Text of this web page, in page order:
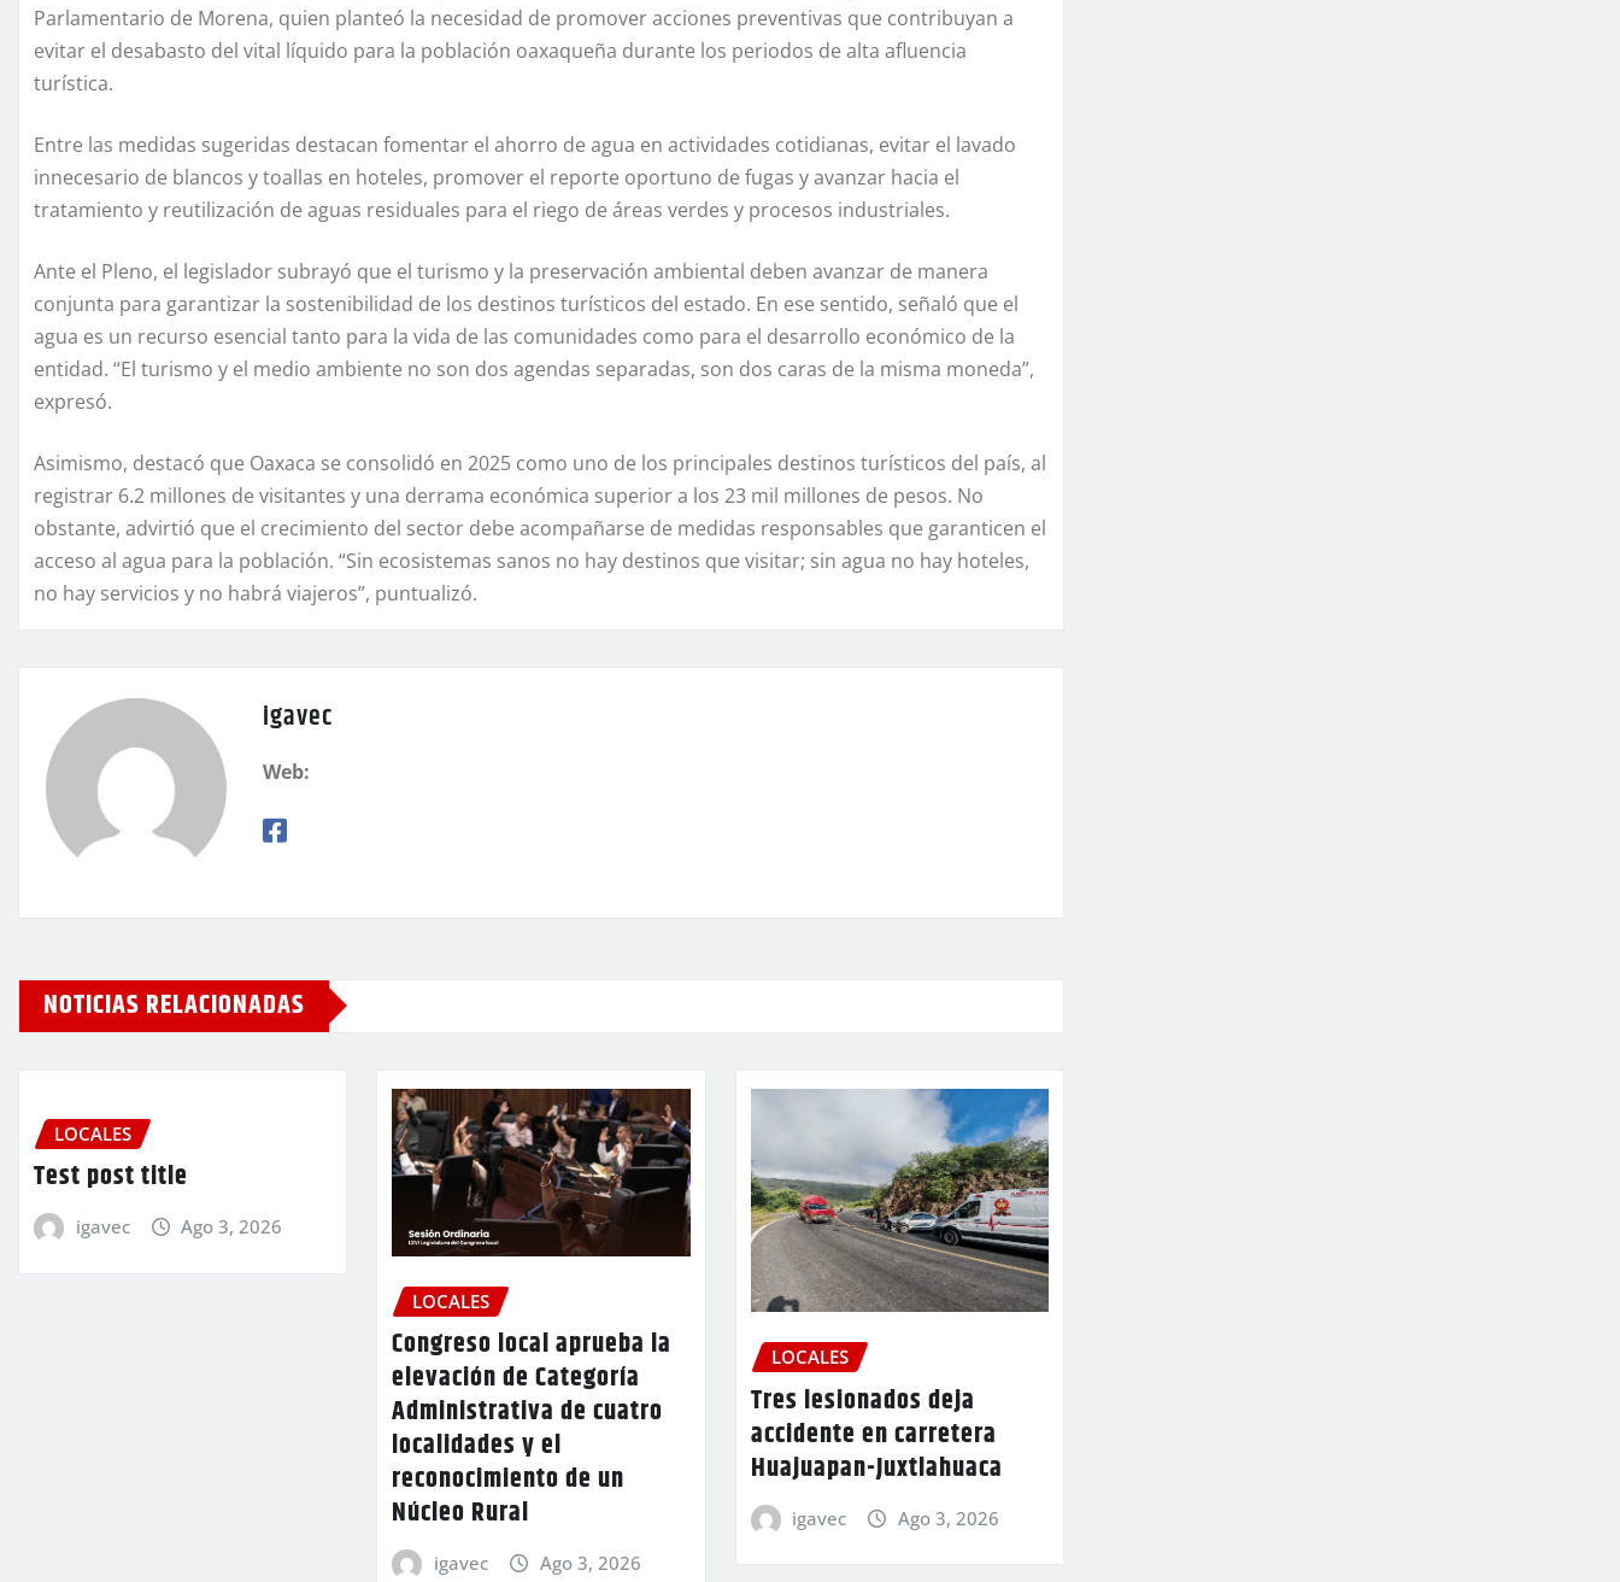
Parlamentario de Morena, quien planteó la necesidad de promover acciones preventivas que contribuyan a
evitar el desabasto del vital líquido para la población oaxaqueña durante los periodos de alta afluencia
turística.
Entre las medidas sugeridas destacan fomentar el ahorro de agua en actividades cotidianas, evitar el lavado
innecesario de blancos y toallas en hoteles, promover el reporte oportuno de fugas y avanzar hacia el
tratamiento y reutilización de aguas residuales para el riego de áreas verdes y procesos industriales.
Ante el Pleno, el legislador subrayó que el turismo y la preservación ambiental deben avanzar de manera
conjunta para garantizar la sostenibilidad de los destinos turísticos del estado. En ese sentido, señaló que el
agua es un recurso esencial tanto para la vida de las comunidades como para el desarrollo económico de la
entidad. “El turismo y el medio ambiente no son dos agendas separadas, son dos caras de la misma moneda”,
expresó.
Asimismo, destacó que Oaxaca se consolidó en 2025 como uno de los principales destinos turísticos del país, al
registrar 6.2 millones de visitantes y una derrama económica superior a los 23 mil millones de pesos. No
obstante, advirtió que el crecimiento del sector debe acompañarse de medidas responsables que garanticen el
acceso al agua para la población. “Sin ecosistemas sanos no hay destinos que visitar; sin agua no hay hoteles,
no hay servicios y no habrá viajeros”, puntualizó.
igavec
Web:
NOTICIAS RELACIONADAS
LOCALES
Test post title
igavec Ago 3, 2026
LOCALES
Congreso local aprueba la
elevación de Categoría
Administrativa de cuatro
localidades y el
reconocimiento de un
Núcleo Rural
igavec Ago 3, 2026
LOCALES
Tres lesionados deja
accidente en carretera
Huajuapan-Juxtlahuaca
igavec Ago 3, 2026